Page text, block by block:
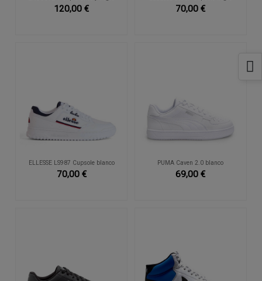
120,00 € 70,00 €
ELLESSE LS987 Cupsole blanco
70,00 €
PUMA Caven 2.0 blanco
69,00 €